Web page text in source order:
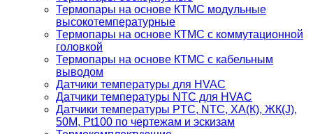
Термопары на основе КТМС модульные
высокотемпературные
Термопары на основе КТМС с коммутационной
головкой
Термопары на основе КТМС с кабельным
выводом
Датчики температуры для HVAC
Датчики температуры NTC для HVAC
Датчики температуры PTС, NTC, ХА(К), ЖК(J),
50М, Pt100 по чертежам и эскизам